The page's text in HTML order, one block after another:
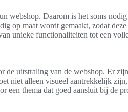
webshop. Daarom is het soms
op maat wordt gemaakt, zodat
unieke functionaliteiten tot een
de uitstraling van de webshop. Er
niet alleen visueel aantrekkelijk
thema dat goed aansluit bij de